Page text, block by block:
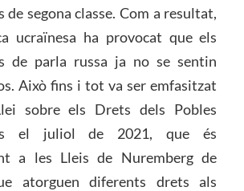
de segona classe. Com a resultat,
ucraïnesa ha provocat que els
de parla russa ja no se sentin
Això fins i tot va ser emfasitzat
sobre els Drets dels Pobles
el juliol de 2021, que és
a les Lleis de Nuremberg de
atorguen diferents drets als